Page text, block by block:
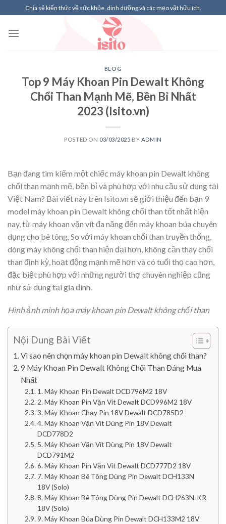
to
content
Chia sẻ kiến thức về sức khỏe, dinh dưỡng và các mẹo vặt hữu ích.
BLOG
Top 9 Máy Khoan Pin Dewalt Không
Chổi Than Mạnh Mẽ, Bền Bỉ Nhất
2023 (Isito.vn)
POSTED ON 03/03/2025 BY ADMIN
Bạn đang tìm kiếm một chiếc máy khoan pin Dewalt không
chổi than mạnh mẽ, bền bỉ và phù hợp với nhu cầu sử dụng tại
Việt Nam? Bài viết này trên Isito.vn sẽ giới thiệu đến bạn 9
model máy khoan pin Dewalt không chổi than tốt nhất hiện
nay, từ máy khoan vặn vít đa năng đến máy khoan búa chuyên
dụng cho bê tông. So với máy khoan chổi than truyền thống,
dòng máy không chổi than hiện đại hơn, không cần thay chổi
than định kỳ, hoạt động mạnh mẽ hơn và có tuổi thọ cao hơn,
đặc biệt phù hợp với những người thợ chuyên nghiệp cũng
như sử dụng tại gia đình.
Hình ảnh minh họa máy khoan pin Dewalt không chổi than
Nội Dung Bài Viết
Vì sao nên chọn máy khoan pin Dewalt không chổi than?
9 Máy Khoan Pin Dewalt Không Chổi Than Đáng Mua
Nhất
1. Máy Khoan Pin Dewalt DCD796M2 18V
2. Máy Khoan Pin Vặn Vít Dewalt DCD996M2 18V
3. Máy Khoan Chạy Pin 18V Dewalt DCD785D2
4. Máy Khoan Vặn Vít Dùng Pin 18V Dewalt
DCD778D2
5. Máy Khoan Vặn Vít Dùng Pin 18V Dewalt
DCD791M2
6. Máy Khoan Pin Vặn Vít Dewalt DCD777D2 18V
7. Máy Khoan Bê Tông Dùng Pin Dewalt DCH133N
18V (Solo)
8. Máy Khoan Bê Tông Dùng Pin Dewalt DCH263N-KR
18V (Solo)
9. Máy Khoan Búa Dùng Pin Dewalt DCH133M2 18V